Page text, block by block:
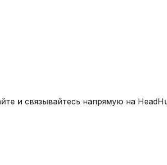
и связывайтесь напрямую на